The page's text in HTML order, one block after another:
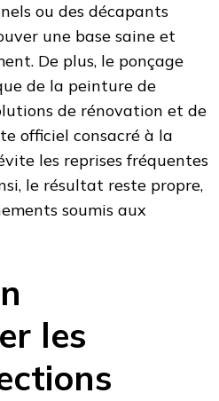
ou des décapants
une base saine et
De plus, le ponçage
de la peinture de
de rénovation et de
officiel consacré à la
les reprises fréquentes
le résultat reste propre,
soumis aux
les